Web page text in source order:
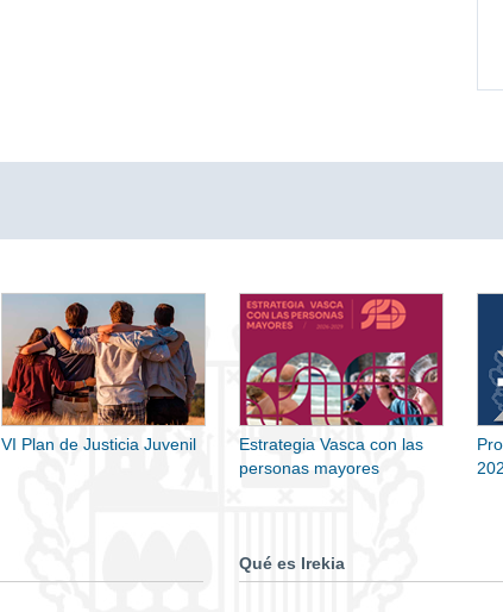
VI Plan de Justicia Juvenil
Estrategia Vasca con las
personas mayores
Qué es Irekia